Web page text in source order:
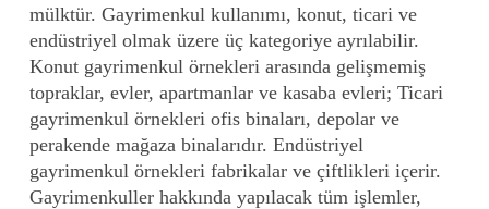
mülktür. Gayrimenkul kullanımı, konut, ticari ve
endüstriyel olmak üzere üç kategoriye ayrılabilir.
Konut gayrimenkul örnekleri arasında gelişmemiş
topraklar, evler, apartmanlar ve kasaba evleri; Ticari
gayrimenkul örnekleri ofis binaları, depolar ve
perakende mağaza binalarıdır. Endüstriyel
gayrimenkul örnekleri fabrikalar ve çiftlikleri içerir.
Gayrimenkuller hakkında yapılacak tüm işlemler,